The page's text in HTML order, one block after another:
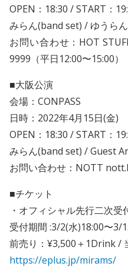
OPEN：18:30 / START：
みらん(band set) / ゆうら
お問い合わせ：HOT
9999（平日12:00〜15:00）
■大阪公演
会場：CONPASS
日時：2022年4月15日(金)
OPEN：18:30 / START：
みらん(band set) / Guest
お問い合わせ：NOTT
■チケット
・オフィシャル先行二次受
受付期間 :3/2(水)18:00〜3/
前売り：¥3,500＋1Drink /
https://eplus.jp/mirams/